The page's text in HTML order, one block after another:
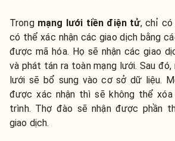
Trong mạng lưới tiền điện tử, chỉ có
có thể xác nhận các giao dịch bằng
được mã hóa. Họ sẽ nhận các giao
và phát tán ra toàn mạng lưới. Sau đó,
lưới sẽ bổ sung vào cơ sở dữ liệu.
được xác nhận thì sẽ không thể
trình. Thợ đào sẽ nhận được phần
giao dịch.